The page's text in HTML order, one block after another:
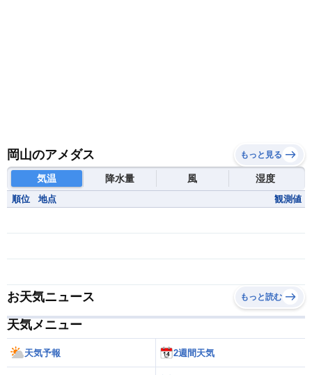
岡山のアメダス もっと見る
気温 降水量 風 湿度
順位 地点 観測値
お天気ニュース もっと読む
天気メニュー
天気予報 2週間天気